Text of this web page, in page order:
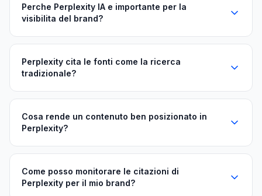
Perche Perplexity IA e importante per la
visibilita del brand?
Perplexity cita le fonti come la ricerca
tradizionale?
Cosa rende un contenuto ben posizionato in
Perplexity?
Come posso monitorare le citazioni di
Perplexity per il mio brand?